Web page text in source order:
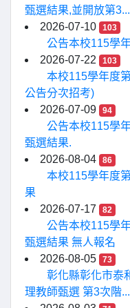
甄選結果,並開放第3...
2026-07-10
103
公告本校115學
2026-07-22
103
本校115學年度
公告分次招考)
2026-07-09
94
公告本校115學
甄選結果.
2026-08-04
86
本校115學年度
果
2026-07-17
82
公告本校115學
甄選結果 無人報名
2026-08-05
73
彰化縣彰化市泰
理教師甄選 第3次階...